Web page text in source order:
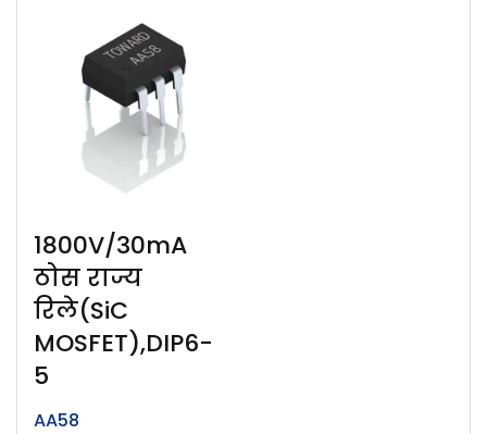
1800V/30mA
ठोस राज्य
रिले(SiC
MOSFET),DIP6-
5
AA58